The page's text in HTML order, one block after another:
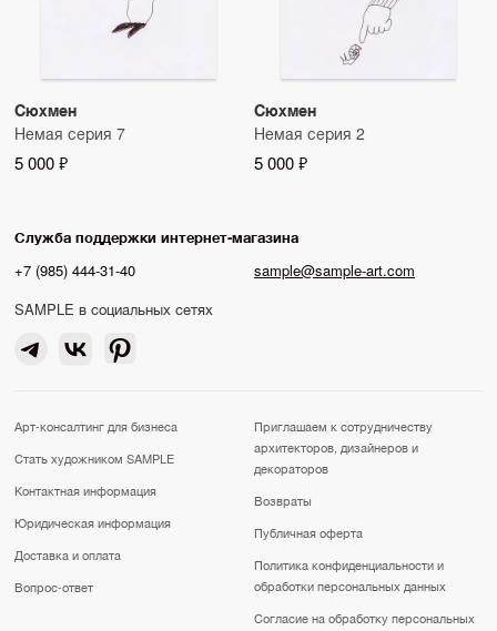
Сюхмен
Немая серия 7
5 000 ₽
Сюхмен
Немая серия 2
5 000 ₽
Служба поддержки интернет-магазина
+7 (985) 444-31-40
sample@sample-art.com
SAMPLE в социальных сетях
Арт-консалтинг для бизнеса
Стать художником SAMPLE
Контактная информация
Юридическая информация
Доставка и оплата
Вопрос-ответ
Приглашаем к сотрудничеству
архитекторов, дизайнеров и
декораторов
Возвраты
Публичная оферта
Политика конфиденциальности и
обработки персональных данных
Согласие на обработку персональных